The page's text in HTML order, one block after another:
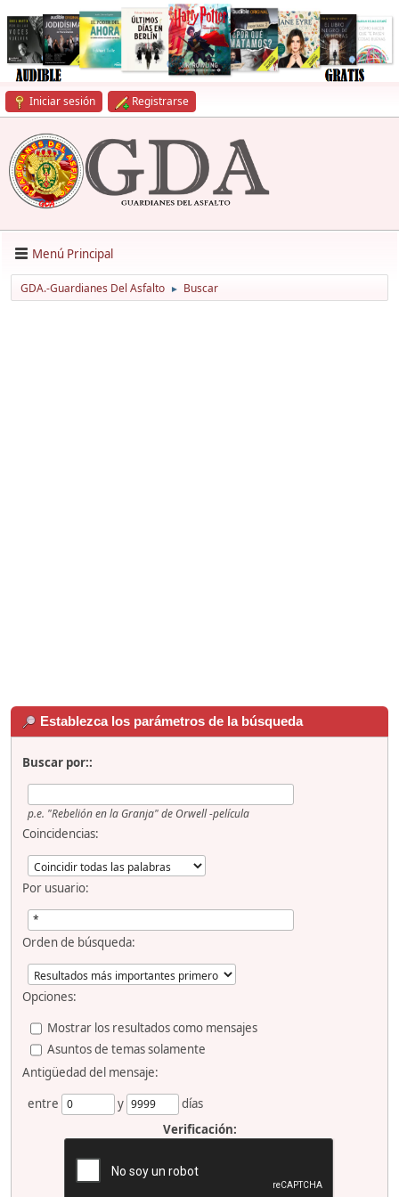
Iniciar sesión Registrarse
Menú Principal
GDA.-Guardianes Del Asfalto ► Buscar
Establezca los parámetros de la búsqueda
Buscar por::
p.e. "Rebelión en la Granja" de Orwell -película
Coincidencias:
Por usuario:
Orden de búsqueda:
Opciones:
Mostrar los resultados como mensajes
Asuntos de temas solamente
Antigüedad del mensaje:
entre
y
días
Verificación: